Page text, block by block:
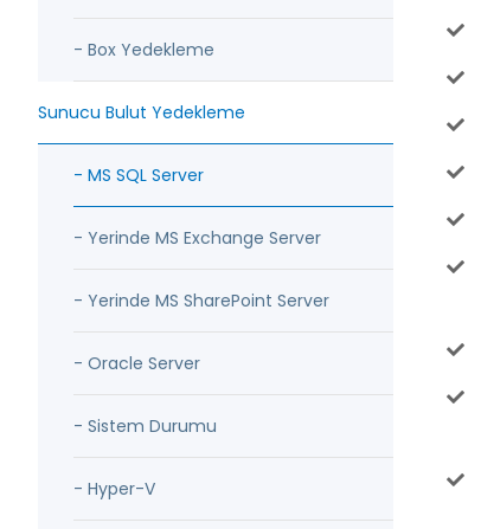
- Box Yedekleme
Sunucu Bulut Yedekleme
- MS SQL Server
- Yerinde MS Exchange Server
- Yerinde MS SharePoint Server
- Oracle Server
- Sistem Durumu
- Hyper-V